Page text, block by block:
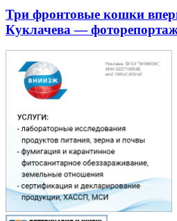
Три фронтовые кошки
Куклачева —